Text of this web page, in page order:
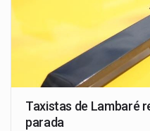
Taxistas de Lambaré
parada